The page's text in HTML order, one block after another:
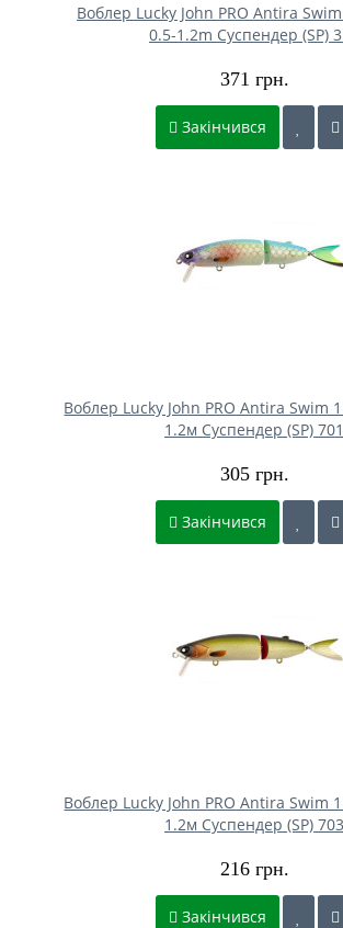
Воблер Lucky John PRO Antira
0.5-1.2m Cуспендер (SP)
371 грн.
Закінчився
Воблер Lucky John PRO Antira Swim
1.2м Cуспендер (SP) 701
305 грн.
Закінчився
Воблер Lucky John PRO Antira Swim
1.2м Cуспендер (SP) 703
216 грн.
Закінчився